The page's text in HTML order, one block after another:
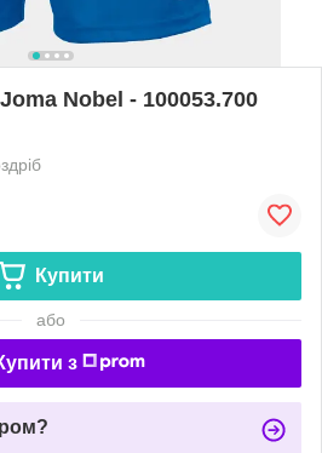
Nobel - 100053.700
Купити
або
з